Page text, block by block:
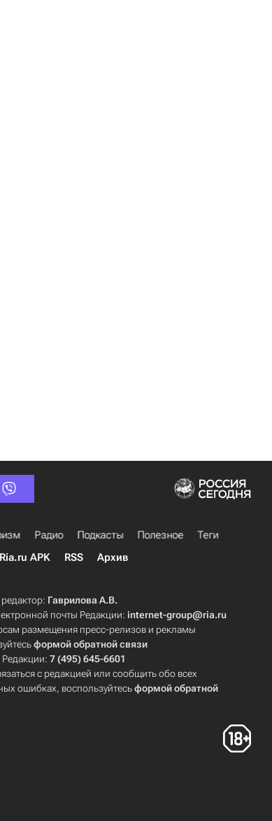
Радио Подкасты Полезное
Теги
Ria.ru APK RSS Архив
Гаврилова А.В.
почты Редакции:internet-group@ria.ru
размещения пресс-релизов и рекламы
формой обратной связи
Редакции:7 (495) 645-6601
с редакцией или сообщить обо всех
ошибках, воспользуйтесьформой обратной